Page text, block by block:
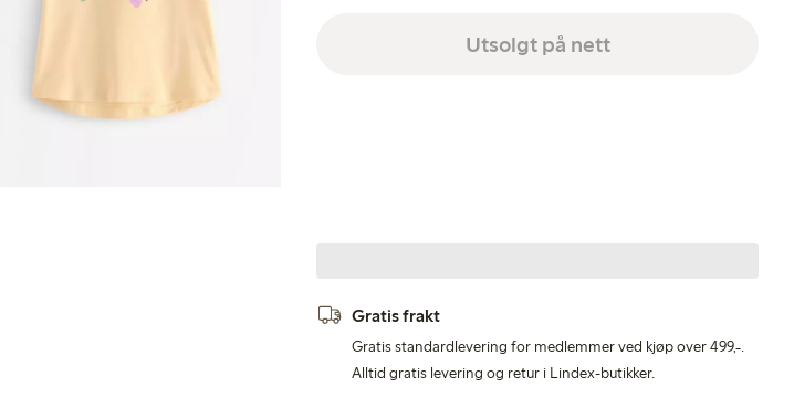
Utsolgt på nett
Gratis frakt
Gratis standardlevering for medlemmer ved kjøp over 499,-.
Alltid gratis levering og retur i Lindex-butikker.